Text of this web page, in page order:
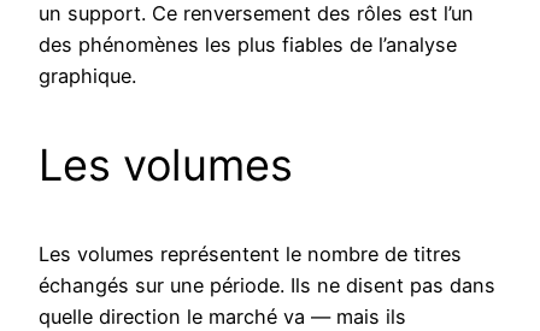
un support. Ce renversement des rôles est l’un
des phénomènes les plus fiables de l’analyse
graphique.
Les volumes
Les volumes représentent le nombre de titres
échangés sur une période. Ils ne disent pas dans
quelle direction le marché va — mais ils